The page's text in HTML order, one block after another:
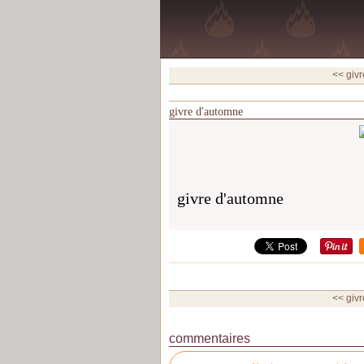
<<
givre d'automne
givre d'automne
<<
commentaires